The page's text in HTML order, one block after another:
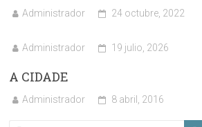
Administrador 24 octubre, 2022
Administrador 19 julio, 2026
A CIDADE
Administrador 8 abril, 2016